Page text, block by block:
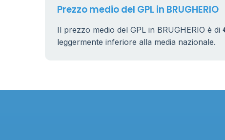
Prezzo medio del GPL in BRUGHERIO
Il prezzo medio del GPL in BRUGHERIO è di
leggermente inferiore alla media nazionale.